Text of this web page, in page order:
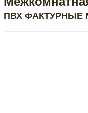
ПВХ ФАКТУРНЫЕ